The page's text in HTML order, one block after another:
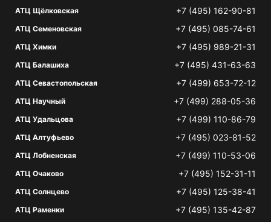
АТЦ Щёлковская +7 (495) 162-90-81
АТЦ Семеновская +7 (495) 085-74-61
АТЦ Химки +7 (495) 989-21-31
АТЦ Балашиха +7 (495) 431-63-63
АТЦ Севастопольская +7 (499) 653-72-12
АТЦ Научный +7 (499) 288-05-36
АТЦ Удальцова +7 (499) 110-86-79
АТЦ Алтуфьево +7 (495) 023-81-52
АТЦ Лобненская +7 (499) 110-53-06
АТЦ Очаково +7 (495) 152-31-11
АТЦ Солнцево +7 (495) 125-38-41
АТЦ Раменки +7 (495) 135-42-87